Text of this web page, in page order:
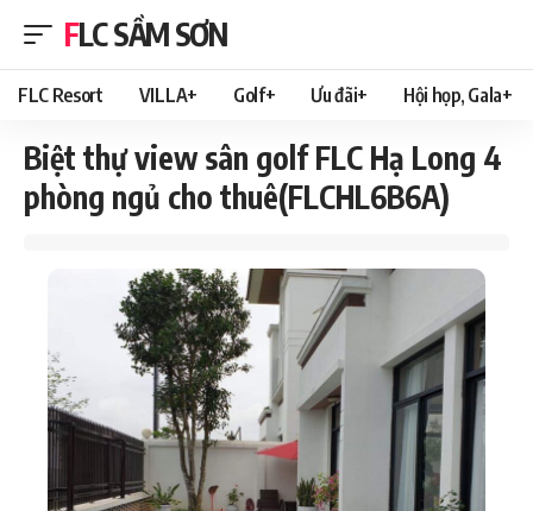
FLC SẦM SƠN
FLC Resort VILLA+ Golf+ Ưu đãi+ Hội họp, Gala+
Biệt thự view sân golf FLC Hạ Long 4
phòng ngủ cho thuê(FLCHL6B6A)